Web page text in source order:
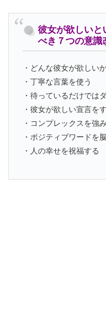
彼女が欲しいと
べき７つの意識
・どんな彼女が欲しい
・丁寧な言葉を使う
・待っているだけでは
・彼女が欲しい宣言を
・コンプレックスを強
・ポジティブワードを
・人の幸せを祝福する